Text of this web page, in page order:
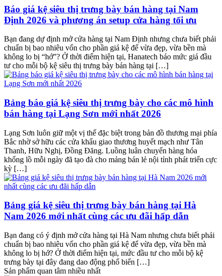
Báo giá kệ siêu thị trưng bày bán hàng tại Nam
Định 2026 và phương án setup cửa hàng tối ưu
Bạn đang dự định mở cửa hàng tại Nam Định nhưng chưa biết phải
chuẩn bị bao nhiêu vốn cho phần giá kệ để vừa đẹp, vừa bền mà
không lo bị “hớ”? Ở thời điểm hiện tại, Hanatech báo mức giá đầu
tư cho mỗi bộ kệ siêu thị trưng bày bán hàng tại […]
Bảng báo giá kệ siêu thị trưng bày cho các mô hình
bán hàng tại Lạng Sơn mới nhất 2026
Lạng Sơn luôn giữ một vị thế đặc biệt trong bản đồ thương mại phía
Bắc nhờ sở hữu các cửa khẩu giao thương huyết mạch như Tân
Thanh, Hữu Nghị, Đồng Đăng. Luồng luân chuyển hàng hóa
khổng lồ mỗi ngày đã tạo đà cho mảng bán lẻ nội tỉnh phát triển cực
kỳ […]
Bảng giá kệ siêu thị trưng bày bán hàng tại Hà
Nam 2026 mới nhất cùng các ưu đãi hấp dẫn
Bạn đang có ý định mở cửa hàng tại Hà Nam nhưng chưa biết phải
chuẩn bị bao nhiêu vốn cho phần giá kệ để vừa đẹp, vừa bền mà
không lo bị hớ? Ở thời điểm hiện tại, mức đầu tư cho mỗi bộ kệ
trưng bày tại đây đang dao động phổ biến […]
Sản phẩm quan tâm nhiều nhất